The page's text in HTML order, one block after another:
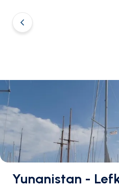
Yunanistan -